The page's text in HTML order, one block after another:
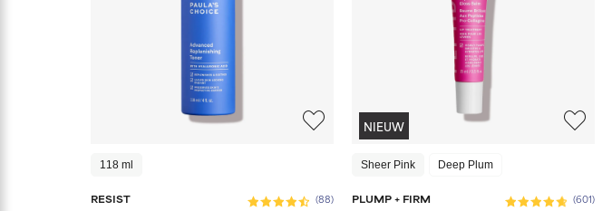
118 ml
RESIST (88)
NIEUW
Sheer Pink Deep Plum
PLUMP + FIRM (601)